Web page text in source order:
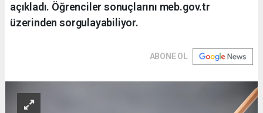
açıkladı. Öğrenciler sonuçlarını meb.gov.tr
üzerinden sorgulayabiliyor.
ABONE OL